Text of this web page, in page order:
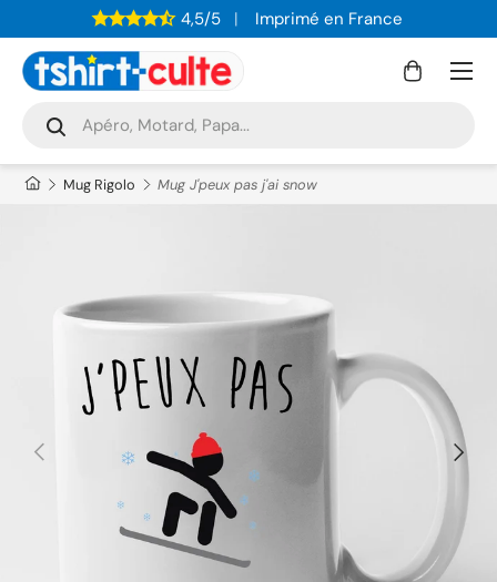
ALLER AU CONTENU
4,5/5 Imprimé en France
Recherche
Rechercher
Panier
Menu
Mug Rigolo Mug J'peux pas j'ai snow
PRÉCÉDENT